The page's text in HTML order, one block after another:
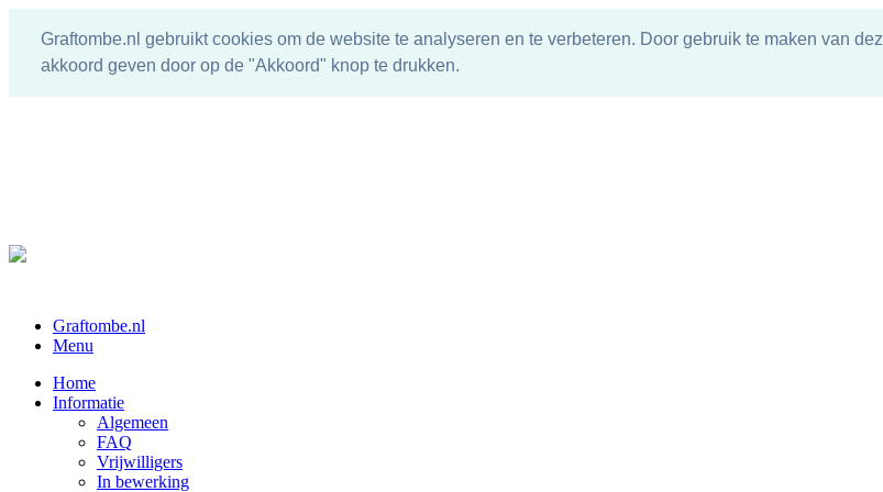
Graftombe.nl gebruikt cookies om de website te analyseren en te verbeteren. Door gebruik te maken van
akkoord geven door op de "Akkoord" knop te drukken.
Graftombe.nl
Menu
Home
Informatie
Algemeen
FAQ
Vrijwilligers
In bewerking